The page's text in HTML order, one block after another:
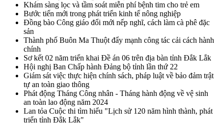
Khám sàng lọc và tầm soát miễn phí bệnh tim cho trẻ em
Bước tiến mới trong phát triển kinh tế nông nghiệp
Đồng bào Công giáo đổi mới nếp nghĩ, cách làm cà phê đặc
sản
Thành phố Buôn Ma Thuột đẩy mạnh công tác cải cách hành
chính
Sơ kết 02 năm triển khai Đề án 06 trên địa bàn tỉnh Đắk Lắk
Hội nghị Ban Chấp hành Đảng bộ tỉnh lần thứ 22
Giám sát việc thực hiện chính sách, pháp luật về bảo đảm trật
tự an toàn giao thông
Phát động Tháng Công nhân - Tháng hành động về vệ sinh
an toàn lao động năm 2024
Lan tỏa Cuộc thi tìm hiểu "Lịch sử 120 năm hình thành, phát
triển tỉnh Đắk Lắk"